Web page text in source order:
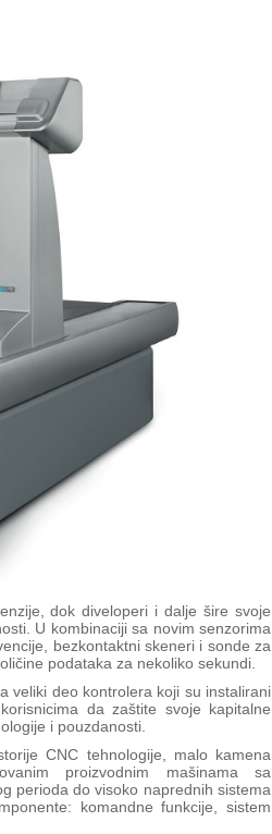
dok diveloperi i dalje šire svoje
U kombinaciji sa novim senzorima
bezkontaktni skeneri i sonde za
podataka za nekoliko sekundi.
veliki deo kontrolera koji su instalirani
da zaštite svoje kapitalne
i pouzdanosti.
CNC tehnologije, malo kamena
proizvodnim mašinama sa
perioda do visoko naprednih sistema
komandne funkcije, sistem